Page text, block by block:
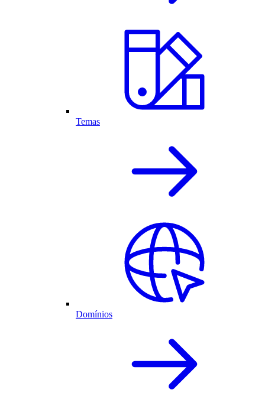
Temas
Domínios